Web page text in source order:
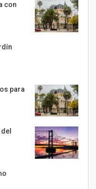
con
para